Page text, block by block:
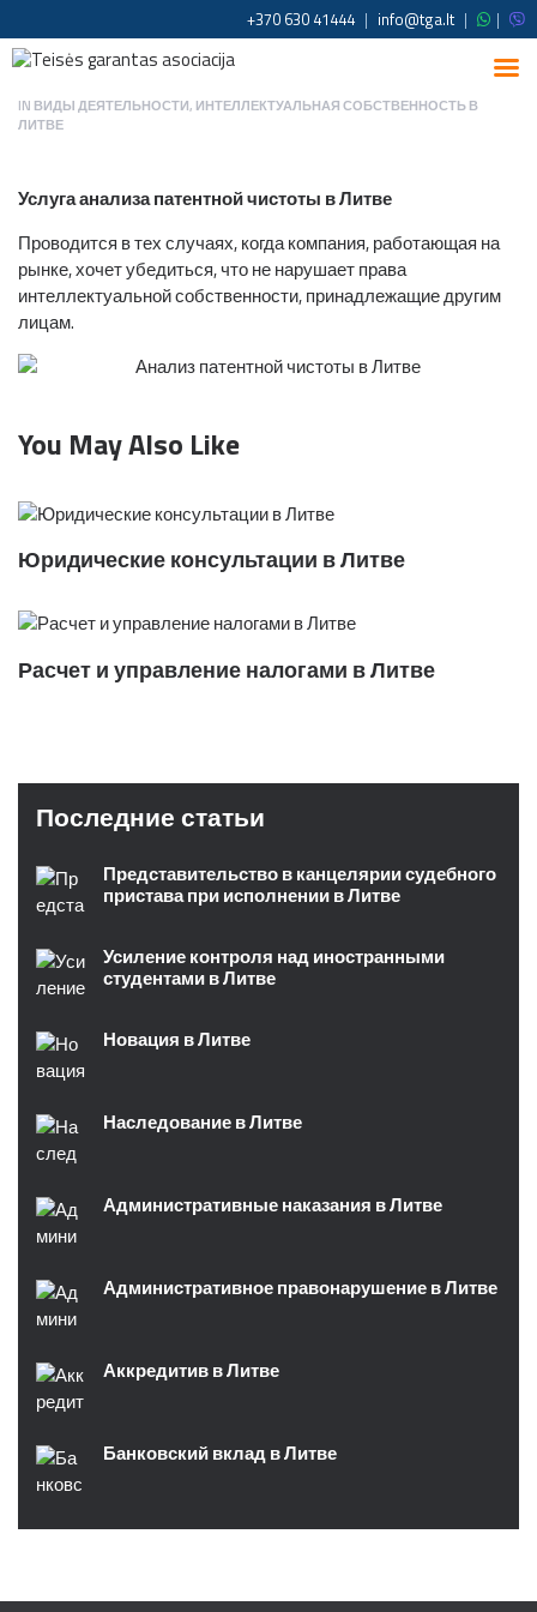
+370 630 41444 | info@tga.lt | |
IN ВИДЫ ДЕЯТЕЛЬНОСТИ, ИНТЕЛЛЕКТУАЛЬНАЯ СОБСТВЕННОСТЬ В
ЛИТВЕ
Услуга анализа патентной чистоты в Литве
Проводится в тех случаях, когда компания, работающая на
рынке, хочет убедиться, что не нарушает права
интеллектуальной собственности, принадлежащие другим
лицам.
You May Also Like
Юридические консультации в Литве
Расчет и управление налогами в Литве
Последние статьи
Представительство в канцелярии судебного
пристава при исполнении в Литве
Усиление контроля над иностранными
студентами в Литве
Новация в Литве
Наследование в Литве
Административные наказания в Литве
Административное правонарушение в Литве
Аккредитив в Литве
Банковский вклад в Литве